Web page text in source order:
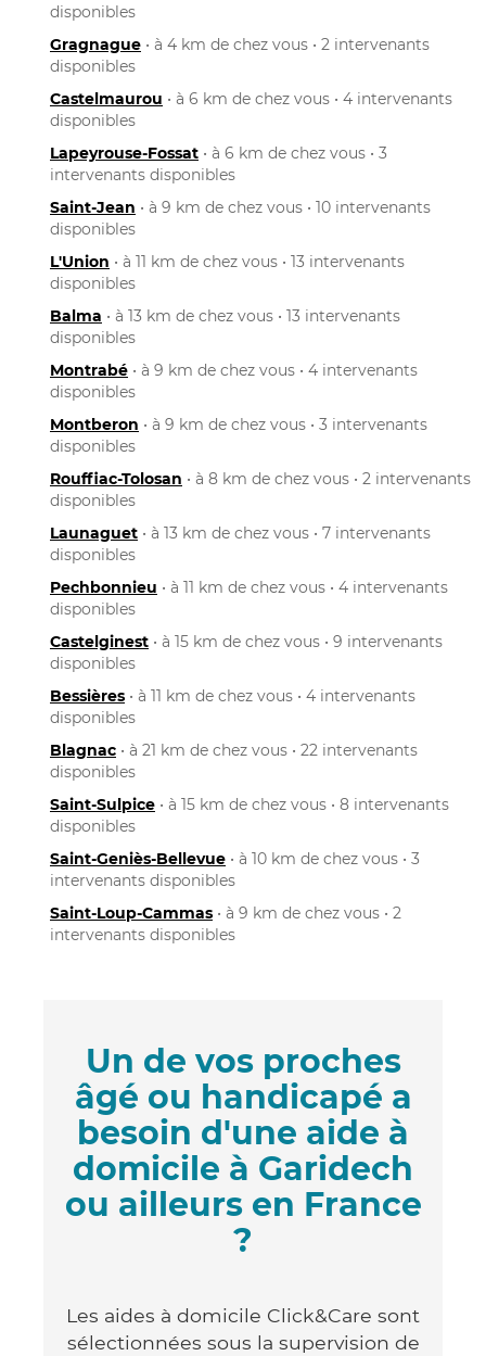
disponibles
Gragnague • à 4 km de chez vous • 2 intervenants
disponibles
Castelmaurou • à 6 km de chez vous • 4 intervenants
disponibles
Lapeyrouse-Fossat • à 6 km de chez vous • 3
intervenants disponibles
Saint-Jean • à 9 km de chez vous • 10 intervenants
disponibles
L'Union • à 11 km de chez vous • 13 intervenants
disponibles
Balma • à 13 km de chez vous • 13 intervenants
disponibles
Montrabé • à 9 km de chez vous • 4 intervenants
disponibles
Montberon • à 9 km de chez vous • 3 intervenants
disponibles
Rouffiac-Tolosan • à 8 km de chez vous • 2 intervenants
disponibles
Launaguet • à 13 km de chez vous • 7 intervenants
disponibles
Pechbonnieu • à 11 km de chez vous • 4 intervenants
disponibles
Castelginest • à 15 km de chez vous • 9 intervenants
disponibles
Bessières • à 11 km de chez vous • 4 intervenants
disponibles
Blagnac • à 21 km de chez vous • 22 intervenants
disponibles
Saint-Sulpice • à 15 km de chez vous • 8 intervenants
disponibles
Saint-Geniès-Bellevue • à 10 km de chez vous • 3
intervenants disponibles
Saint-Loup-Cammas • à 9 km de chez vous • 2
intervenants disponibles
Un de vos proches
âgé ou handicapé a
besoin d'une aide à
domicile à Garidech
ou ailleurs en France
?
Les aides à domicile Click&Care sont
sélectionnées sous la supervision de